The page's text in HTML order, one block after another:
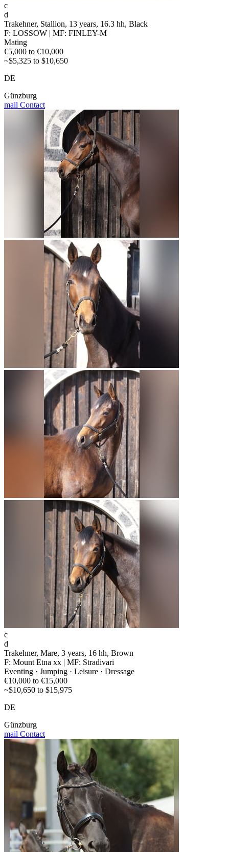
c
d
Trakehner, Stallion, 13 years, 16.3 hh, Black
F: LOSSOW | MF: FINLEY-M
Mating
€5,000 to €10,000
~$5,325 to $10,650
DE
Günzburg
mail Contact
c
d
Trakehner, Mare, 3 years, 16 hh, Brown
F: Mount Etna xx | MF: Stradivari
Eventing · Jumping · Leisure · Dressage
€10,000 to €15,000
~$10,650 to $15,975
DE
Günzburg
mail Contact